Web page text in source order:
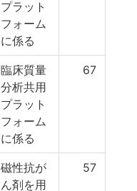
プラット
フォーム
に係る
臨床質量
分析共用
プラット
フォーム
に係る
67
磁性抗が
ん剤を用
57